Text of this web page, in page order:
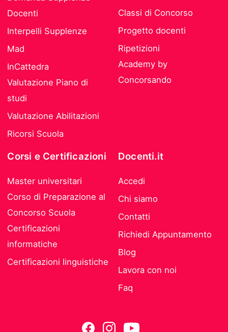
Docenti
Interpelli Supplenze
Mad
InCattedra
Valutazione Piano di
studi
Valutazione Abilitazioni
Ricorsi Scuola
Classi di Concorso
Progetto docenti
Ripetizioni
Academy by
Concorsando
Corsi e Certificazioni
Master universitari
Corso di Preparazione al
Concorso Scuola
Certificazioni
informatiche
Certificazioni linguistiche
Docenti.it
Accedi
Chi siamo
Contatti
Richiedi Appuntamento
Blog
Lavora con noi
Faq